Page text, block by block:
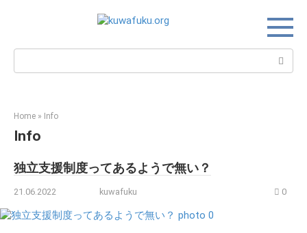
Search:
Home » Info
Info
独立支援制度ってあるようで無い？
21.06.2022 kuwafuku 0